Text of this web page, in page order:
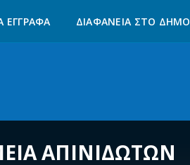
ΈΓΓΡΑΦΑ ΔΙΑΦΆΝΕΙΑ ΣΤΟ ΔΉΜΟ
ΑΠΙΝΙΔΩΤΩΝ